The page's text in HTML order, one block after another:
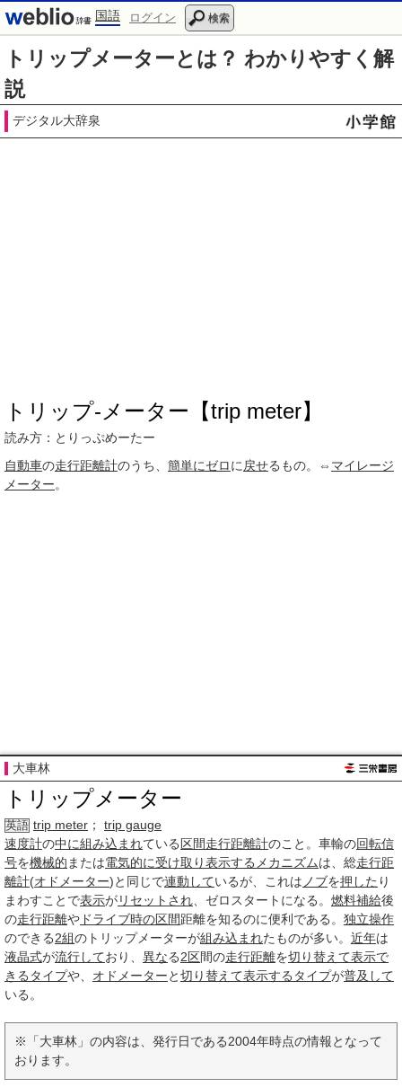
国語 ログイン 検索
トリップメーターとは？ わかりやすく解
説
デジタル大辞泉
トリップ‐メーター【trip meter】
読み方：とりっぷめーたー
自動車の走行距離計のうち、 簡単にゼロに 戻せるもの。⇔ マイレージ
メーター。
大車林
トリップメーター
英語 trip meter ； trip gauge
速度計の中に組み込まれている 区間走行距離計のこと。車輸の回転信
号を機械的 または電気的に受け取り表示する メカニズムは、総走行距
離計(オドメーター)と同じで連動しているが、これは ノブを押した り
まわすことで表示がリセットされ 、ゼロスタートになる。 燃料補給後
の走行距離や ドライブ時の区間距離を知るのに便利である。 独立操作
のできる2組のトリップメーターが組み込まれたものが多い。 近年は
液晶式が流行しており、 異なる2区間の走行距離を切り替えて表示で
きる タイプや、 オドメーターと切り替えて表示する タイプが普及して
いる。
※「大車林」の内容は、発行日である2004年時点の情報となって
おります。